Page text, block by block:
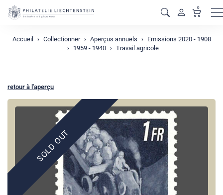
0
Accueil Collectionner Aperçus annuels
Emissions 2020 - 1908
1959 - 1940
Travail agricole
retour à l'aperçu
SOLD OUT